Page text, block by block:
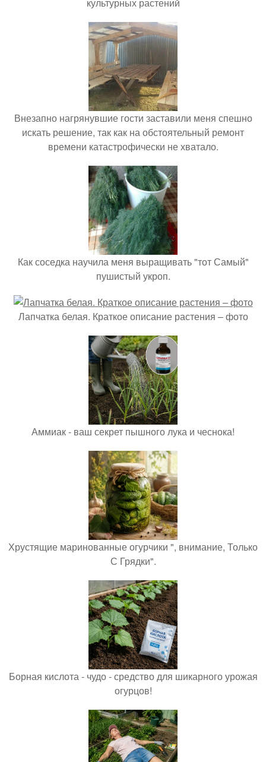
культурных растений
Внезапно нагрянувшие гости заставили меня спешно
искать решение, так как на обстоятельный ремонт
времени катастрофически не хватало.
Как соседка научила меня выращивать "тот Самый"
пушистый укроп.
Лапчатка белая. Краткое описание растения – фото
Аммиак - ваш секрет пышного лука и чеснока!
Хрустящие маринованные огурчики ", внимание, Только
С Грядки".
Борная кислота - чудо - средство для шикарного урожая
огурцов!